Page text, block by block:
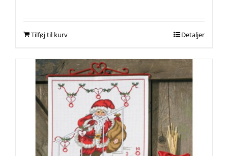
Tilføj til kurv Detaljer